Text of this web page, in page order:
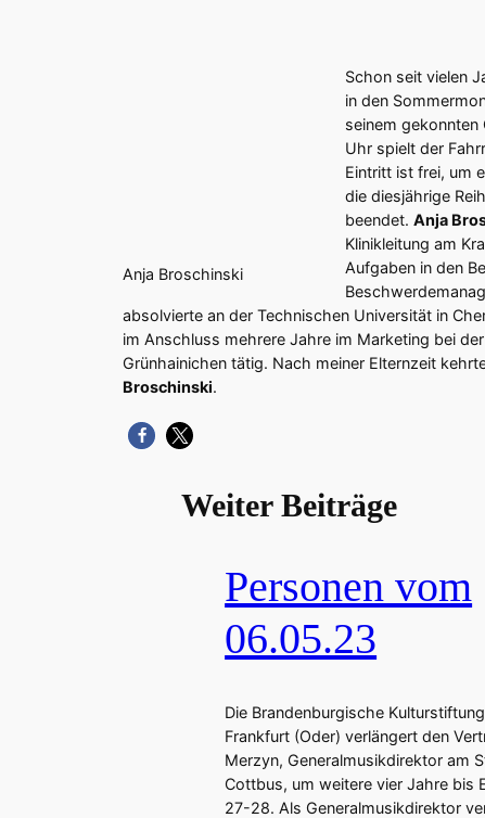
Anja Broschinski
Schon seit vielen
in den
seinem gekonnten
Uhr spielt der
Eintritt ist frei, um
die diesjährige
beendet. Anja
Klinikleitung am
Aufgaben in den
absolvierte an der Technischen Universität in
im Anschluss mehrere Jahre im Marketing bei
Grünhainichen tätig. Nach meiner Elternzeit
Broschinski.
Weiter Beiträge
Personen vom
06.05.23
Die Brandenburgische
Frankfurt (Oder) verlängert den
Merzyn, Generalmusikdirektor am
Cottbus, um weitere vier Jahre bis
27-28. Als Generalmusikdirektor